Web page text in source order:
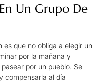
Un Grupo De
es que no obliga a elegir un
por la mañana y
por un pueblo. Se
compensarla al día